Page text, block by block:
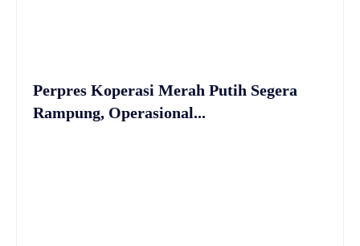
Perpres Koperasi Merah Putih Segera
Rampung, Operasional...